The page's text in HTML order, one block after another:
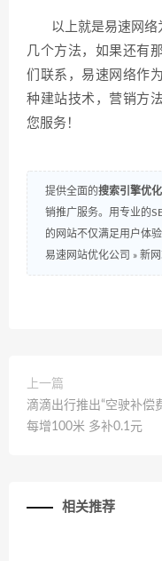
以上就是易速网络
几个方法，如果还有
们联系，易速网络作
种建站技术，营销方
您服务！
提供全面的搜索引擎优化
销推广服务。用专业的
的网站不仅满足用户体
易速网站优化公司 » 新
上一篇
滴滴出行推出“空驶补偿
每增100米 多补0.1元
相关推荐